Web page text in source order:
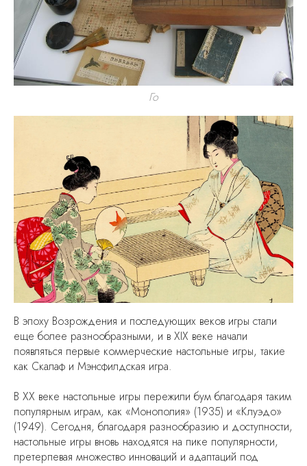
Го
В эпоху Возрождения и последующих веков игры стали
еще более разнообразными, и в XIX веке начали
появляться первые коммерческие настольные игры, такие
как Скалаф и Мэнсфилдская игра.
В XX веке настольные игры пережили бум благодаря таким
популярным играм, как «Монополия» (1935) и «Клуэдо»
(1949). Сегодня, благодаря разнообразию и доступности,
настольные игры вновь находятся на пике популярности,
претерпевая множество инноваций и адаптаций под
ПОЛЕЗНАЯ ИНФОРМАЦИЯ
Сотрудничество
Контакты
Как купить видеозапись
Cайт сделан c ♡ chelovek-solnca
Договор оферты
ОТПРАВИТЬ
Отправьте свой email, чтобы первыми
узнавать о новых мероприятиях
Политика конфиденциальности